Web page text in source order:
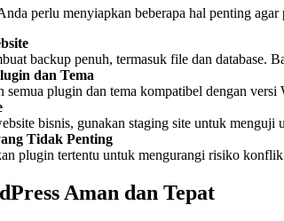
perlu menyiapkan beberapa hal penting agar
backup penuh, termasuk file dan database.
dan Tema
semua plugin dan tema kompatibel dengan
bisnis, gunakan staging site untuk
Tidak Penting
plugin tertentu untuk mengurangi risiko konflik
Aman dan Tepat